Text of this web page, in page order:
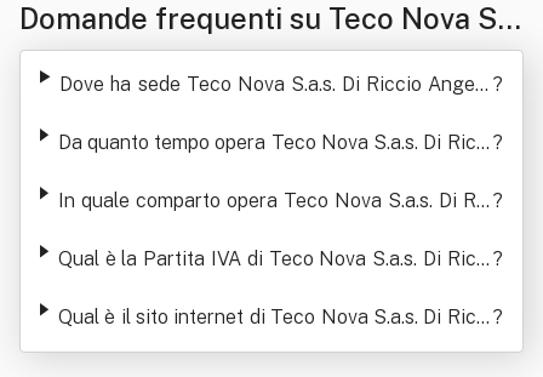
Domande frequenti su Teco Nova S.
a.s. Di Riccio Angelo & C.
Dove ha sede Teco Nova S.a.s. Di Riccio Angelo ?
Da quanto tempo opera Teco Nova S.a.s. Di Ricci ?
In quale comparto opera Teco Nova S.a.s. Di Ric ?
Qual è la Partita IVA di Teco Nova S.a.s. Di Ricci ?
Qual è il sito internet di Teco Nova S.a.s. Di Ricci
o Angelo & C.
?